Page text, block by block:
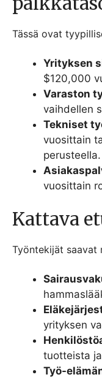
Tässä ovat
Yrityksen
$120,000
Varaston
vaihdellen
Tekniset
vuosittain
perusteella.
vuosittain
Kattava
Työntekijät saavat
yrityksen
tuotteista
Työ-